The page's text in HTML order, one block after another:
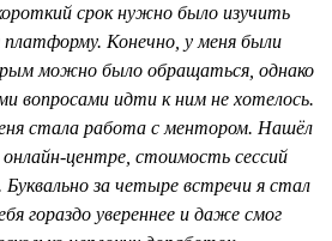
срок нужно было изучить
платформу. Конечно, у меня были
можно было обращаться, однако
вопросами идти к ним не хотелось.
стала работа с ментором. Нашёл
онлайн-центре, стоимость сессий
Буквально за четыре встречи я стал
гораздо увереннее и даже смог